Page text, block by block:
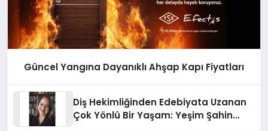
Güncel Yangına Dayanıklı Ahşap Kapı Fiyatları
Diş Hekimliğinden Edebiyata Uzanan
Çok Yönlü Bir Yaşam: Yeşim Şahin